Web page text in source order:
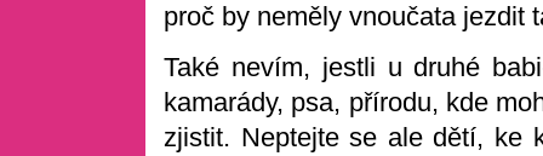
proč by neměly vnoučata jezdit
Také nevím, jestli u druhé
kamarády, psa, přírodu, kde
zjistit. Neptejte se ale dětí, ke